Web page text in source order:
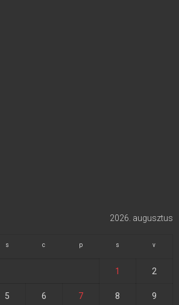
2026. augusztus
s c p s v
1 2
5 6 7 8 9